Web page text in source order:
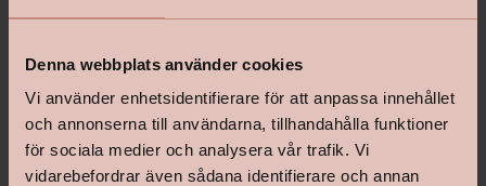
Denna webbplats använder cookies
Vi använder enhetsidentifierare för att anpassa innehållet
och annonserna till användarna, tillhandahålla funktioner
för sociala medier och analysera vår trafik. Vi
vidarebefordrar även sådana identifierare och annan
Relaterade produkter